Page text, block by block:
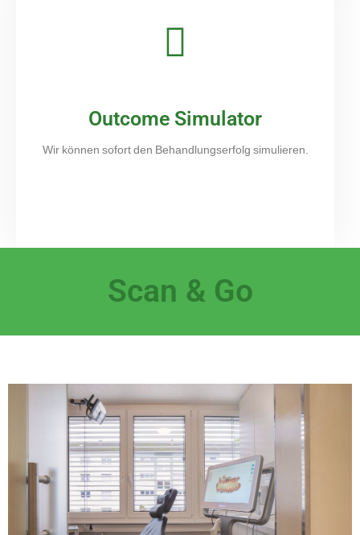
Outcome Simulator
Wir können sofort den Behandlungserfolg simulieren.
Scan & Go